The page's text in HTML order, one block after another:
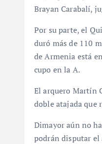
Brayan Carabalí,
Por su parte, el
duró más de 110
de Armenia está
cupo en la A.
El arquero Martín
doble atajada que
Dimayor aún no
podrán disputar el